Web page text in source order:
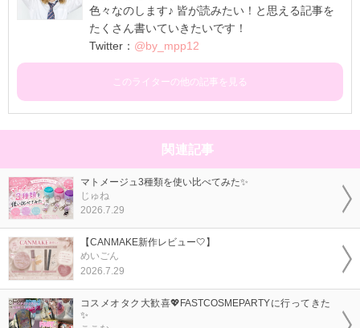
色々なのします♪ 皆が読みたい！と思える記事を
たくさん書いていきたいです！
Twitter： @by_mpp12
このライターの他の記事を見る
関連記事
マトメージュ3種類を使い比べてみた✨
じゅね
2026.7.29
【CANMAKE新作レビュー🤍】
めいごん
2026.7.29
コスメオタク大歓喜💖FASTCOSMEPARTYに行ってきた
✨